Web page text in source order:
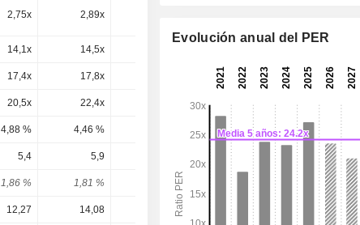
2,75x 2,89x
14,1x 14,5x
17,4x 17,8x 17,6x 15,8x
20,5x 22,4x 24,2x 22,2x
4,88 % 4,46 % 4,14 % 4,51 %
5,4 5,9 6,859 7,604
1,86 % 1,81 % 1,78 % 1,87 % 2,07 %
12,27 14,08 13,23 15,61 17,55
Evolución anual del PER